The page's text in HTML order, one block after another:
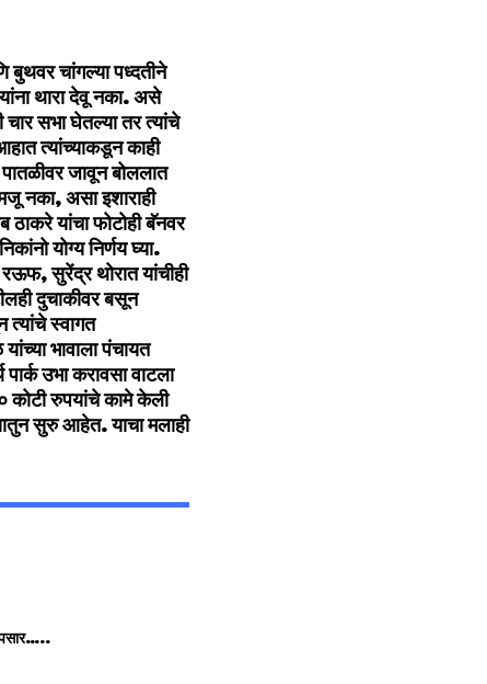
चांगल्‍या पध्‍दतीने
थारा देवू नका. असे
सभा घेतल्‍या तर त्‍यांचे
त्‍यांच्‍याकडून काही
जावून बोललात
नका, असा इशाराही
ठाकरे यांचा फोटोही बॅनवर
योग्‍य निर्णय घ्‍या.
सुरेंद्र थोरात यांचीही
दुचाकीवर बसून
त्‍यांचे स्‍वागत
भावाला पंचायत
उभा करावसा वाटला
कोटी रुपयांचे कामे केली
सुरु आहेत. याचा मलाही
पसार…..